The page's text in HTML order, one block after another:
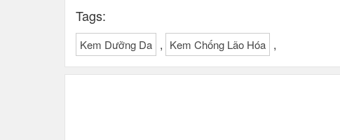
Tags:
Kem Dưỡng Da , Kem Chống Lão Hóa ,